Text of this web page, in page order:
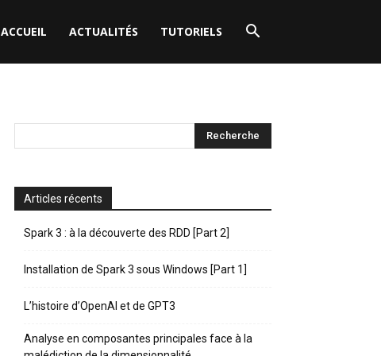
ACCUEIL ACTUALITÉS TUTORIELS
Articles récents
Spark 3 : à la découverte des RDD [Part 2]
Installation de Spark 3 sous Windows [Part 1]
L’histoire d’OpenAI et de GPT3
Analyse en composantes principales face à la